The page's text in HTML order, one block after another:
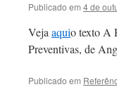
Publicado em 4 de
Veja aquio texto A
Preventivas, de
Publicado em